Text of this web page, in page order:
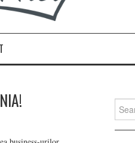
for: